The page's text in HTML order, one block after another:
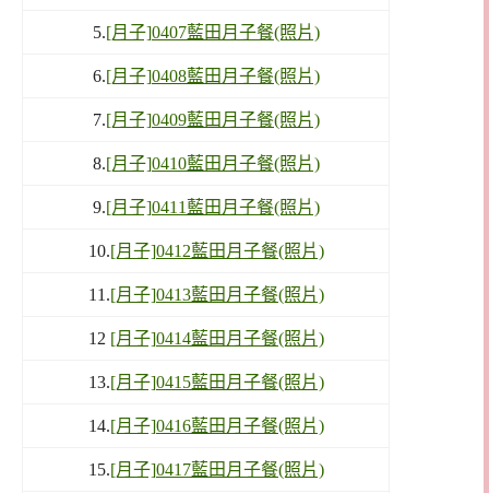
5.[月子]0407藍田月子餐(照片)
6.[月子]0408藍田月子餐(照片)
7.[月子]0409藍田月子餐(照片)
8.[月子]0410藍田月子餐(照片)
9.[月子]0411藍田月子餐(照片)
10.[月子]0412藍田月子餐(照片)
11.[月子]0413藍田月子餐(照片)
12 [月子]0414藍田月子餐(照片)
13.[月子]0415藍田月子餐(照片)
14.[月子]0416藍田月子餐(照片)
15.[月子]0417藍田月子餐(照片)